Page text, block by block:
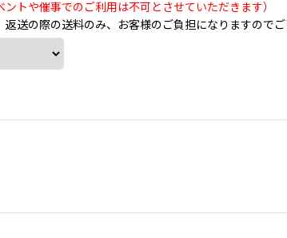
トや催事でのご利用は不可とさせていただきます）
返送の際の送料のみ、お客様のご負担になりますので